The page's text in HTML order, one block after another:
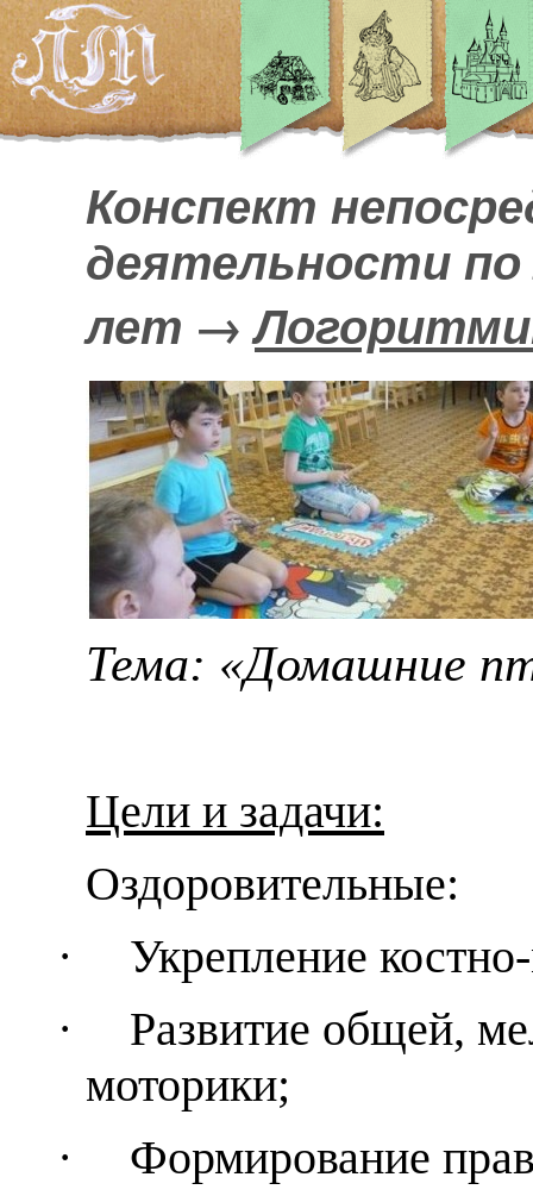
Конспект
деятельности
лет →
Тема: «Домашние
Цели и задачи:
Оздоровительные:
·
Укрепление
·
Развитие общей,
моторики;
·
Формирование